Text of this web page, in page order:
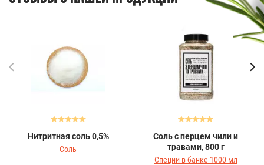
Нитритная соль 0,5%
Соль
Соль с перцем чили и
травами, 800 г
Специи в банке 1000 мл